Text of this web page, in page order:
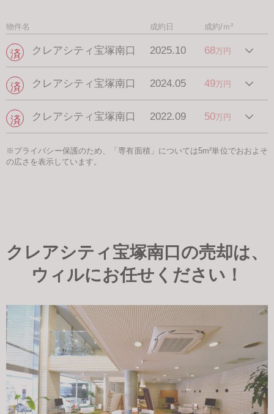
物件名 成約日 成約/ｍ²
クレアシティ宝塚南口 2025.10 68万円
クレアシティ宝塚南口 2024.05 49万円
クレアシティ宝塚南口 2022.09 50万円
※プライバシー保護のため、「専有面積」については5m²単位でおおよそ
の広さを表示しています。
クレアシティ宝塚南口の売却は、
ウィルにお任せください！